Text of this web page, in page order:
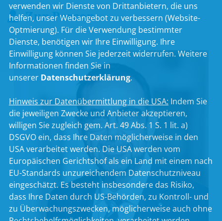
Zur Person
verwenden wir Dienste von Drittanbietern, die uns
helfen, unser Webangebot zu verbessern (Website-
Optmierung). Für die Verwendung bestimmter
Dienste, benötigen wir Ihre Einwilligung. Ihre
Einwilligung können Sie jederzeit widerrufen. Weitere
Informationen finden Sie in
unserer Datenschutzerklärung.
Hinweis zur Datenübermittlung in die USA: Indem Sie
die jeweiligen Zwecke und Anbieter akzeptieren,
willigen Sie zugleich gem. Art. 49 Abs. 1 S. 1 lit. a)
DSGVO ein, dass Ihre Daten möglicherweise in den
USA verarbeitet werden. Die USA werden vom
Europäischen Gerichtshof als ein Land mit einem nach
EU-Standards unzureichendem Datenschutzniveau
eingeschätzt. Es besteht insbesondere das Risiko,
dass Ihre Daten durch US-Behörden, zu Kontroll- und
zu Überwachungszwecken, möglicherweise auch ohne